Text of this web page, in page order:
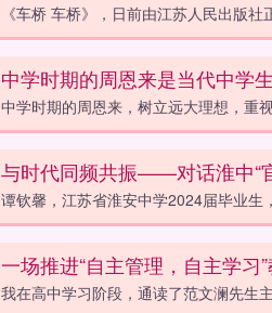
《车桥 车桥》，日前由江苏人民出版
中学时期的周恩来是当代中学
中学时期的周恩来，树立远大理想，重
与时代同频共振——对话淮中“
谭钦馨，江苏省淮安中学2024届毕业生
一场推进“自主管理，自主学习
我在高中学习阶段，通读了范文澜先生